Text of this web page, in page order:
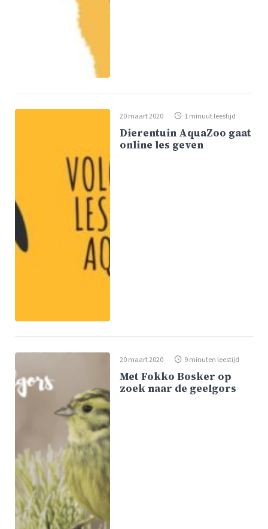
20 maart 2020 1 minuut leestijd
Dierentuin AquaZoo gaat
online les geven
20 maart 2020 9 minuten leestijd
Met Fokko Bosker op
zoek naar de geelgors